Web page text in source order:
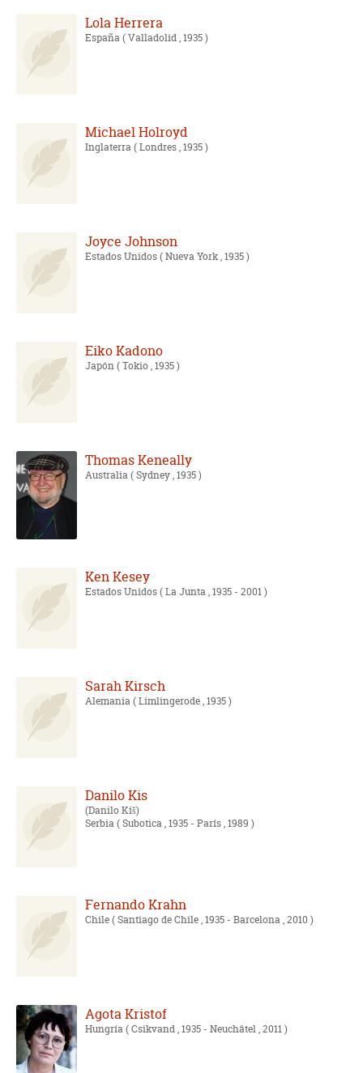
Lola Herrera
España( Valladolid , 1935 )
Michael Holroyd
Inglaterra( Londres , 1935 )
Joyce Johnson
Estados Unidos( Nueva York , 1935 )
Eiko Kadono
Japón( Tokio , 1935 )
Thomas Keneally
Australia( Sydney , 1935 )
Ken Kesey
Estados Unidos( La Junta , 1935 - 2001 )
Sarah Kirsch
Alemania( Limlingerode , 1935 )
Danilo Kis
Danilo Kiš
Serbia( Subotica , 1935 - París , 1989 )
Fernando Krahn
Chile( Santiago de Chile , 1935 - Barcelona , 2010 )
Agota Kristof
Hungría( Csikvand , 1935 - Neuchâtel , 2011 )